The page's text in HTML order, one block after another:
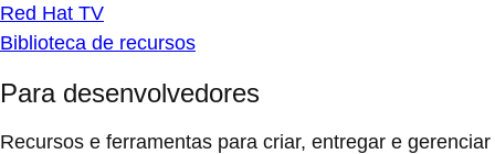
Red Hat TV
Biblioteca de recursos
Para desenvolvedores
Recursos e ferramentas para criar, entregar e gerenciar